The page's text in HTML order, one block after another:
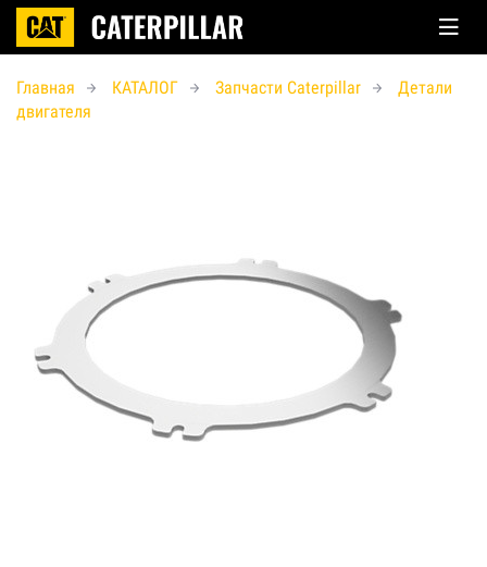
Главная КАТАЛОГ Запчасти Caterpillar
Детали
двигателя